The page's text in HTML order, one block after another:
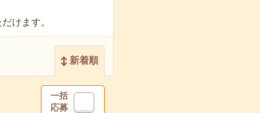
けます。
新着順
一括
応募